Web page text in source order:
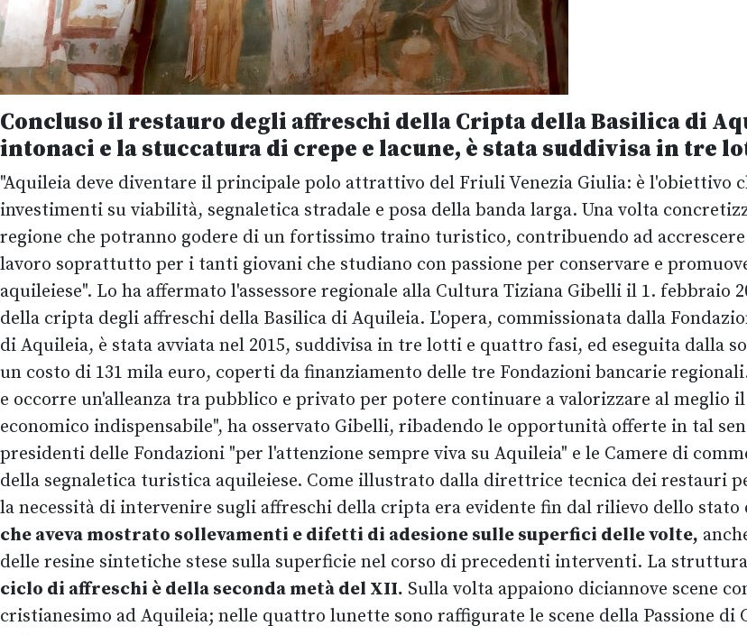
Concluso il restauro degli affreschi della Cripta della Basilica di
intonaci e la stuccatura di crepe e lacune, è stata suddivisa in tre
"Aquileia deve diventare il principale polo attrattivo del Friuli Venezia Giulia: è l'obiettivo
investimenti su viabilità, segnaletica stradale e posa della banda larga. Una volta
regione che potranno godere di un fortissimo traino turistico, contribuendo ad
lavoro soprattutto per i tanti giovani che studiano con passione per conservare e
aquileiese". Lo ha affermato l'assessore regionale alla Cultura Tiziana Gibelli il 1. febbraio
della cripta degli affreschi della Basilica di Aquileia. L'opera, commissionata dalla
di Aquileia, è stata avviata nel 2015, suddivisa in tre lotti e quattro fasi, ed eseguita dalla
un costo di 131 mila euro, coperti da finanziamento delle tre Fondazioni bancarie
e occorre un'alleanza tra pubblico e privato per potere continuare a valorizzare al
economico indispensabile", ha osservato Gibelli, ribadendo le opportunità offerte in tal
presidenti delle Fondazioni "per l'attenzione sempre viva su Aquileia" e le Camere di
della segnaletica turistica aquileiese. Come illustrato dalla direttrice tecnica dei restauri
la necessità di intervenire sugli affreschi della cripta era evidente fin dal rilievo dello stato
che aveva mostrato sollevamenti e difetti di adesione sulle superfici delle volte,
delle resine sintetiche stese sulla superficie nel corso di precedenti interventi. La
ciclo di affreschi è della seconda metà del XII. Sulla volta appaiono diciannove scene
cristianesimo ad Aquileia; nelle quattro lunette sono raffigurate le scene della Passione